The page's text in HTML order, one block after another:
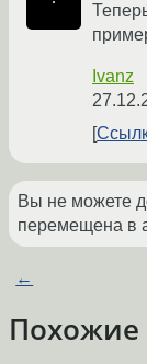
Ivanz
Вы не можете
перемещена в
←